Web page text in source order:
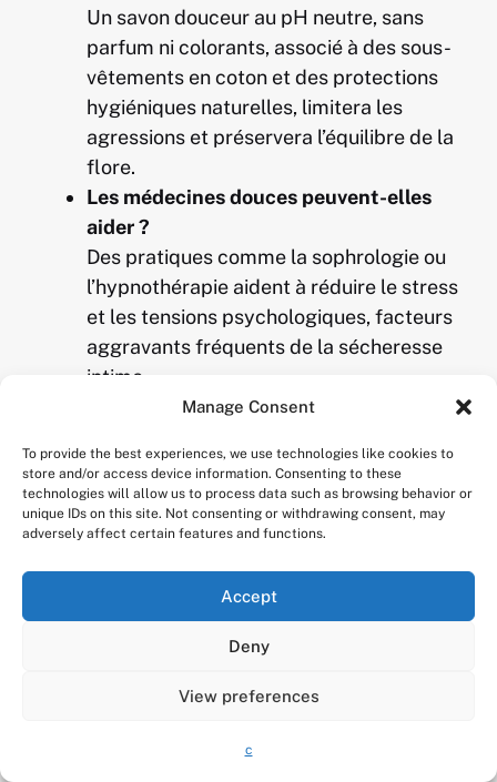
Manage Consent
To provide the best experiences, we use technologies like cookies to
store and/or access device information. Consenting to these
technologies will allow us to process data such as browsing behavior or
unique IDs on this site. Not consenting or withdrawing consent, may
adversely affect certain features and functions.
Accept
Deny
View preferences
c
Un savon douceur au pH neutre, sans
parfum ni colorants, associé à des sous-
vêtements en coton et des protections
hygiéniques naturelles, limitera les
agressions et préservera l’équilibre de la
flore.
Les médecines douces peuvent-elles
aider ?
Des pratiques comme la sophrologie ou
l’hypnothérapie aident à réduire le stress
et les tensions psychologiques, facteurs
aggravants fréquents de la sécheresse
intime.
Lorem ipsum amet elit morbi dolor tortor.
Pharetra torquent auctor metus felis nibh
Semper pharetra montes habitant congue